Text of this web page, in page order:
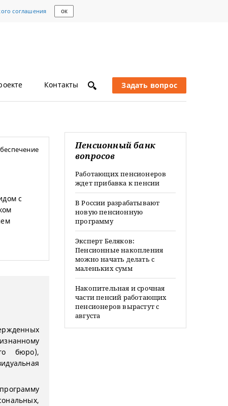
соглашения ОК
Контакты Задать вопрос
с
бюро),
Пенсионный банк
вопросов
Работающих пенсионеров
ждет прибавка к пенсии
В России разрабатывают
новую пенсионную
программу
Эксперт Беляков:
Пенсионные накопления
можно начать делать с
маленьких сумм
Накопительная и срочная
части пенсий работающих
пенсионеров вырастут с
августа